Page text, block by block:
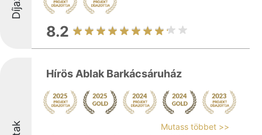
8.2
Hírös Ablak Barkácsáruház
Mutass többet >>